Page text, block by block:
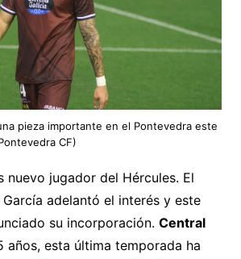
pieza importante en el Pontevedra este
CF)
nuevo jugador del Hércules. El
adelantó el interés y este
su incorporación. Central
años, esta última temporada ha